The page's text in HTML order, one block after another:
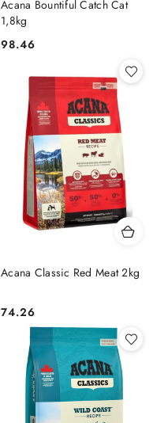
Acana Bountiful Catch Cat
1,8kg
Cena:
98.46
Acana Classic Red Meat 2kg
Cena:
74.26